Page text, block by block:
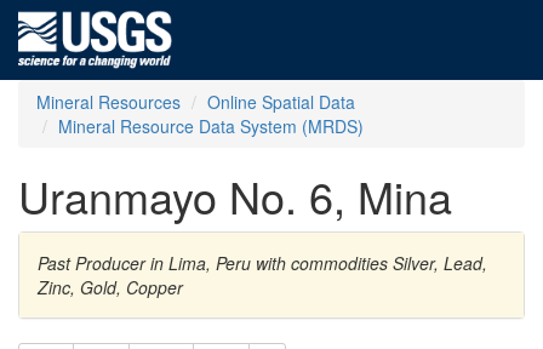
Mineral Resources
Online Spatial Data
Mineral Resource Data System (MRDS)
Uranmayo No. 6, Mina
Past Producer in Lima, Peru with commodities Silver, Lead,
Zinc, Gold, Copper